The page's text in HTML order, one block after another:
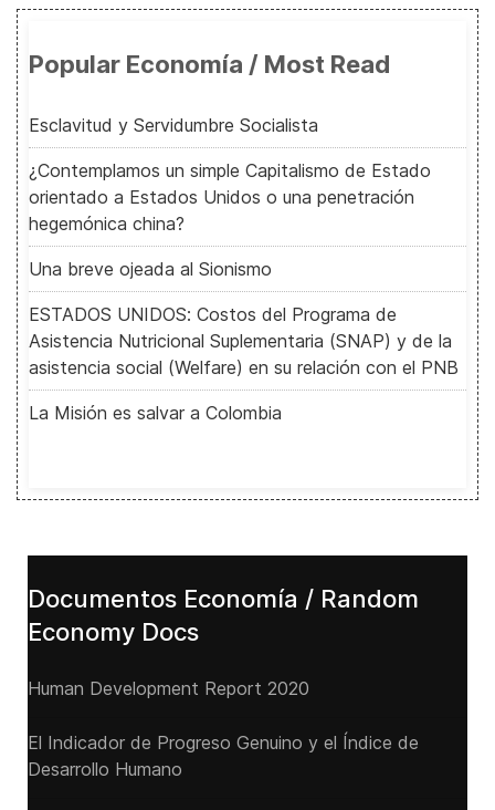
Popular Economía / Most Read
Esclavitud y Servidumbre Socialista
¿Contemplamos un simple Capitalismo de Estado
orientado a Estados Unidos o una penetración
hegemónica china?
Una breve ojeada al Sionismo
ESTADOS UNIDOS: Costos del Programa de
Asistencia Nutricional Suplementaria (SNAP) y de la
asistencia social (Welfare) en su relación con el PNB
La Misión es salvar a Colombia
Documentos Economía / Random
Economy Docs
Human Development Report 2020
El Indicador de Progreso Genuino y el Índice de
Desarrollo Humano